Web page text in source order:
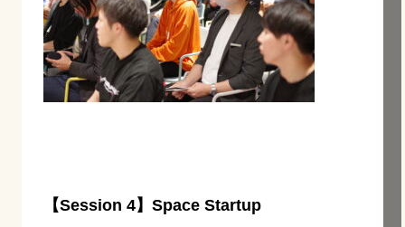
【Session 4】Space Startup